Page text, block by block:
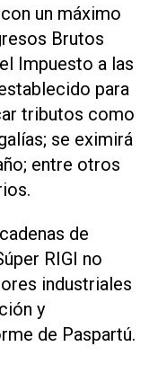
un máximo
Brutos
Impuesto a las
para
tributos como
se eximirá
entre otros
de
RIGI no
industriales
y
de Paspartú.